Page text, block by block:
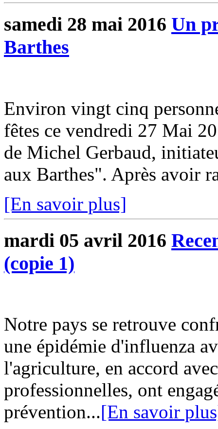
samedi 28 mai 2016 Un
Barthes
Environ vingt cinq
fêtes ce vendredi 27 Mai
de Michel Gerbaud,
aux Barthes". Après avoir
[En savoir plus]
mardi 05 avril 2016
(copie 1)
Notre pays se retrouve
une épidémie d'influenza
l'agriculture, en accord
professionnelles, ont
prévention...[En savoir